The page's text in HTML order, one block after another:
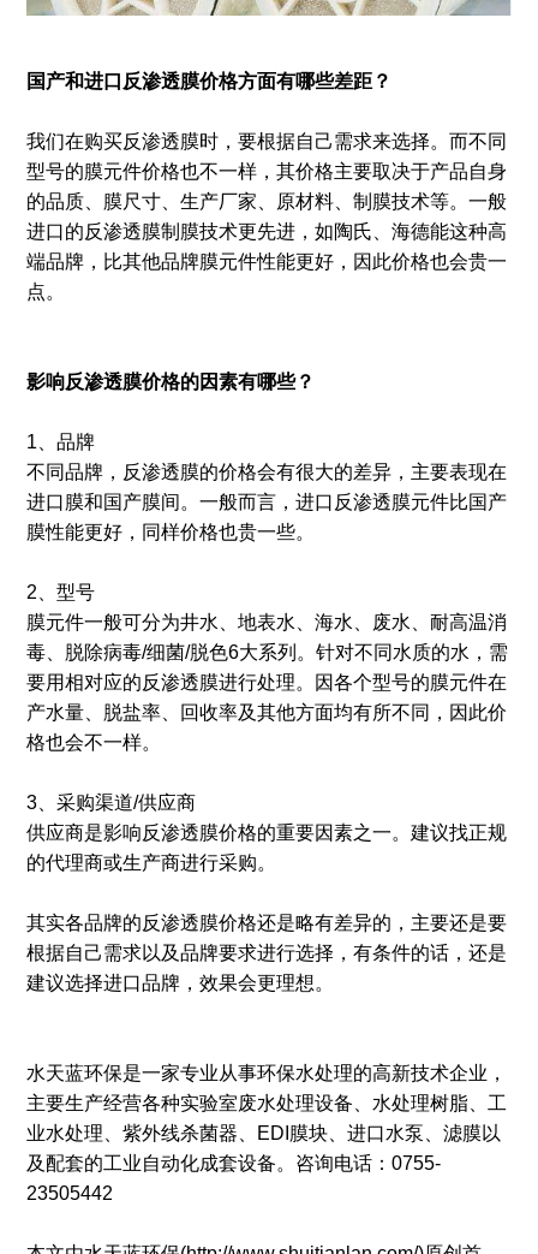
国产和进口反渗透膜价格方面有哪些差距？
我们在购买反渗透膜时，要根据自己需求来选择。而不同
型号的膜元件价格也不一样，其价格主要取决于产品自身
的品质、膜尺寸、生产厂家、原材料、制膜技术等。一般
进口的反渗透膜制膜技术更先进，如陶氏、海德能这种高
端品牌，比其他品牌膜元件性能更好，因此价格也会贵一
点。
影响反渗透膜价格的因素有哪些？
1、品牌
不同品牌，反渗透膜的价格会有很大的差异，主要表现在
进口膜和国产膜间。一般而言，进口反渗透膜元件比国产
膜性能更好，同样价格也贵一些。
2、型号
膜元件一般可分为井水、地表水、海水、废水、耐高温消
毒、脱除病毒/细菌/脱色6大系列。针对不同水质的水，需
要用相对应的反渗透膜进行处理。因各个型号的膜元件在
产水量、脱盐率、回收率及其他方面均有所不同，因此价
格也会不一样。
3、采购渠道/供应商
供应商是影响反渗透膜价格的重要因素之一。建议找正规
的代理商或生产商进行采购。
其实各品牌的反渗透膜价格还是略有差异的，主要还是要
根据自己需求以及品牌要求进行选择，有条件的话，还是
建议选择进口品牌，效果会更理想。
水天蓝环保是一家专业从事环保水处理的高新技术企业，
主要生产经营各种实验室废水处理设备、水处理树脂、工
业水处理、紫外线杀菌器、EDI膜块、进口水泵、滤膜以
及配套的工业自动化成套设备。咨询电话：0755-
23505442